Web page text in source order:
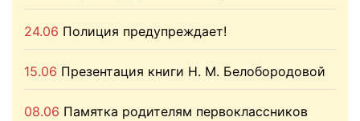
24.06 Полиция предупреждает!
15.06 Презентация книги Н. М. Белобородовой
08.06 Памятка родителям первоклассников